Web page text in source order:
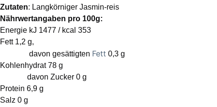
Zutaten: Langkörniger Jasmin-reis
Nährwertangaben pro 100g:
Energie kJ 1477 / kcal 353
Fett 1,2 g,
davon gesättigten Fett 0,3 g
Kohlenhydrat 78 g
davon Zucker 0 g
Protein 6,9 g
Salz 0 g